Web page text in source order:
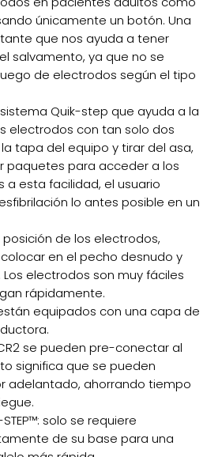
únicamente un botón. Una
que nos ayuda a tener
salvamento, ya que no se
de electrodos según el tipo
Quik-step que ayuda a la
electrodos con tan solo dos
tapa del equipo y tirar del asa,
paquetes para acceder a los
a esta facilidad, el usuario
lo antes posible en un
de los electrodos,
en el pecho desnudo y
electrodos son muy fáciles
rápidamente.
equipados con una capa de
se pueden pre-conectar al
significa que se pueden
adelantado, ahorrando tiempo
solo se requiere
de su base para una